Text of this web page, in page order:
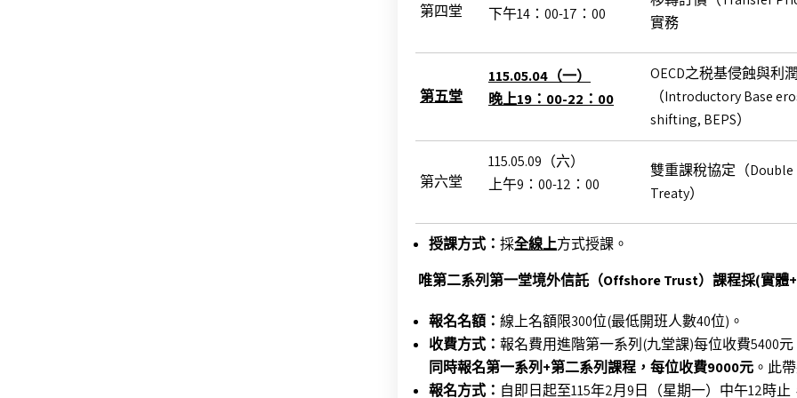
第四堂 下午14：00-17：00
實務
第五堂
115.05.04 （一）
晚上19：00-22：00
OECD之税基侵蝕與利
（Introductory Base
shifting, BEPS）
第六堂
115.05.09（六）
上午9：00-12：00
雙重課稅協定（Double
Treaty）
授課方式： 採全線上方式授課。
唯第二系列第一堂境外信託（Offshore Trust）課程採(實體+
報名名額： 線上名額限300位(最低開班人數40位)。
收費方式： 報名費用進階第一系列(九堂課)每位收費5400
同時報名第一系列 +第二系列課程，每位收費9000元 。此
報名方式： 自即日起至115年2月9日（星期一）中午12時